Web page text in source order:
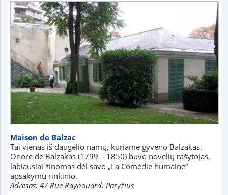
Maison de Balzac
Tai vienas iš daugelio namų, kuriame gyveno Balzakas.
Onorė de Balzakas (1799 – 1850) buvo novelių rašytojas,
labiausiai žinomas dėl savo „La Comédie humaine“
apsakymų rinkinio.
Adresas: 47 Rue Raynouard, Paryžius